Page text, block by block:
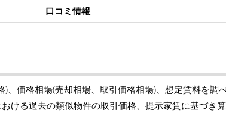
口コミ情報
、価格相場(売却相場、取引価格相場)、想定賃料を調
ける過去の類似物件の取引価格、提示家賃に基づき